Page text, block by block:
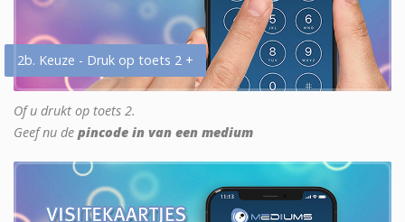
2b. Keuze - Druk op toets 2 +
Of u drukt op toets 2.
Geef nu de pincode in van een medium